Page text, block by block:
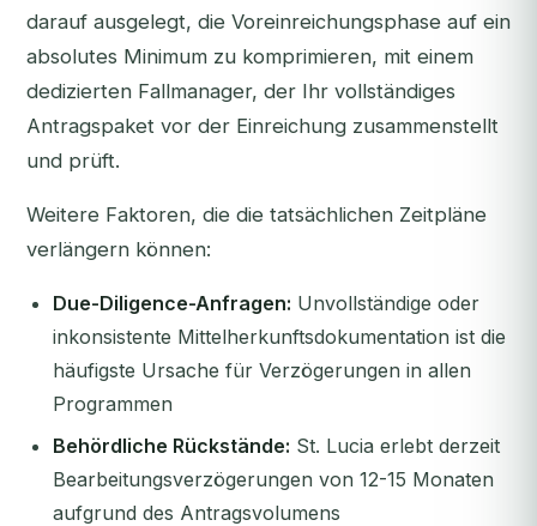
darauf ausgelegt, die Voreinreichungsphase auf ein
absolutes Minimum zu komprimieren, mit einem
dedizierten Fallmanager, der Ihr vollständiges
Antragspaket vor der Einreichung zusammenstellt
und prüft.
Weitere Faktoren, die die tatsächlichen Zeitpläne
verlängern können:
Due-Diligence-Anfragen: Unvollständige oder
inkonsistente Mittelherkunftsdokumentation ist die
häufigste Ursache für Verzögerungen in allen
Programmen
Behördliche Rückstände: St. Lucia erlebt derzeit
Bearbeitungsverzögerungen von 12-15 Monaten
aufgrund des Antragsvolumens